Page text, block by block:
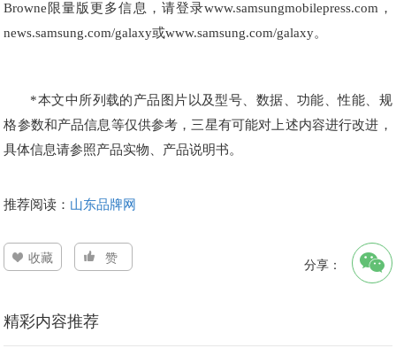
Browne限量版更多信息，请登录www.samsungmobilepress.com ，
news.samsung.com/galaxy或www.samsung.com/galaxy。
*本文中所列载的产品图片以及型号、数据、功能、性能、规
格参数和产品信息等仅供参考，三星有可能对上述内容进行改进，
具体信息请参照产品实物、产品说明书。
推荐阅读： 山东品牌网
收藏 赞 分享：
精彩内容推荐